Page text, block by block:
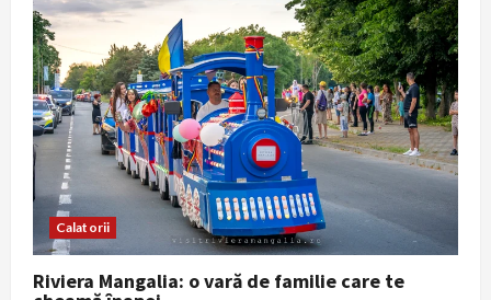
Calatorii
Riviera Mangalia: o vară de familie care te